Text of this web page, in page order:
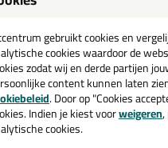
gebruiken het e-mailadres alleen
gebruikt cookies en
cookies waardoor de
zodat wij en derde partijen
content kunnen laten
. Door op "Cookies
Indien je kiest voorweigeren,
cookies.
💚
en ontvang een
€35,-bij je eerste bestelling!